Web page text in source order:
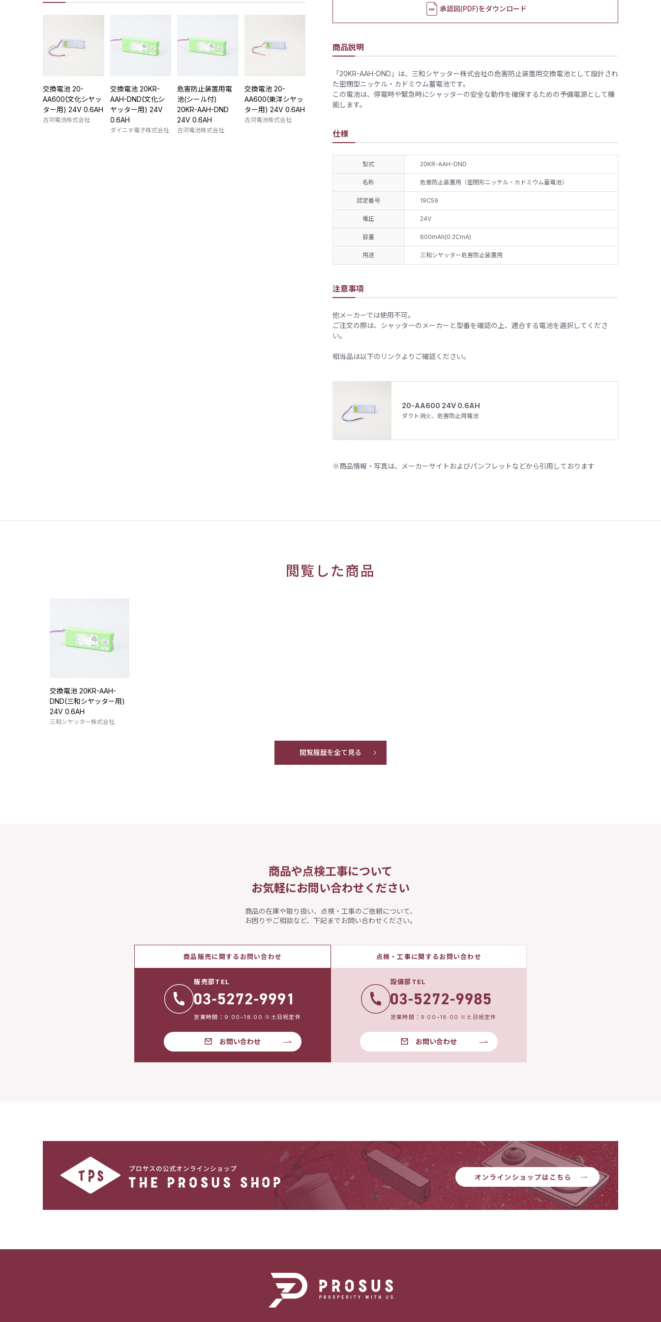
交換電池 20-
AA600(文化シヤッ
ター用) 24V 0.6AH
古河電池株式会社
交換電池 20KR-
AAH-DND(文化シ
ヤッター用) 24V
0.6AH
ダイニチ電子株式会社
危害防止装置用電
池(シール付)
20KR-AAH-DND
24V 0.6AH
古河電池株式会社
交換電池 20-
AA600(東洋シヤッ
ター用) 24V 0.6AH
古河電池株式会社
承認図(PDF)をダウンロード
商品説明
「20KR-AAH-DND」は、三和シヤッター株式会社の危害防止装置用交換電池として設計され
た密閉型ニッケル・カドミウム蓄電池です。
この電池は、停電時や緊急時にシャッターの安全な動作を確保するための予備電源として機
能します。
仕様
型式 20KR-AAH-DND
名称 危害防止装置用（密閉形ニッケル・カドミウム蓄電池）
認定番号 19C59
電圧 24V
容量 600mAh(0.2CmA)
用途 三和シヤッター危害防止装置用
注意事項
他メーカーでは使用不可。
ご注文の際は、シャッターのメーカーと型番を確認の上、適合する電池を選択してくださ
い。
相当品は以下のリンクよりご確認ください。
20-AA600 24V 0.6AH
ダクト消火、危害防止用電池
※商品情報・写真は、メーカーサイトおよびパンフレットなどから引用しております
閲覧した商品
交換電池 20KR-AAH-
DND(三和シヤッター用)
24V 0.6AH
三和シヤッター株式会社
閲覧履歴を全て見る
商品や点検工事について
お気軽にお問い合わせください
商品の在庫や取り扱い、点検・工事のご依頼について、
お困りやご相談など、下記までお問い合わせください。
商品販売に関するお問い合わせ
販売部TEL
営業時間：9:00~18:00 ※土日祝定休
お問い合わせ
点検・工事に関するお問い合わせ
設備部TEL
営業時間：9:00~18:00 ※土日祝定休
お問い合わせ